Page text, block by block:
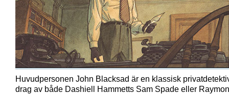
Huvudpersonen John Blacksad är en klassisk
drag av både Dashiell Hammetts Sam Spade eller